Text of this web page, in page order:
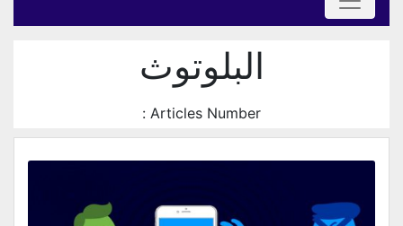
البلوتوث
Articles Number :